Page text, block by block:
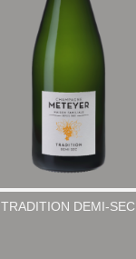
TRADITION DEMI-SEC